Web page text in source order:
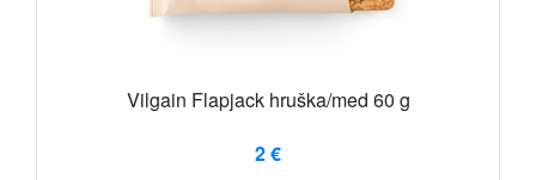
Vilgain Flapjack hruška/med 60 g
2 €